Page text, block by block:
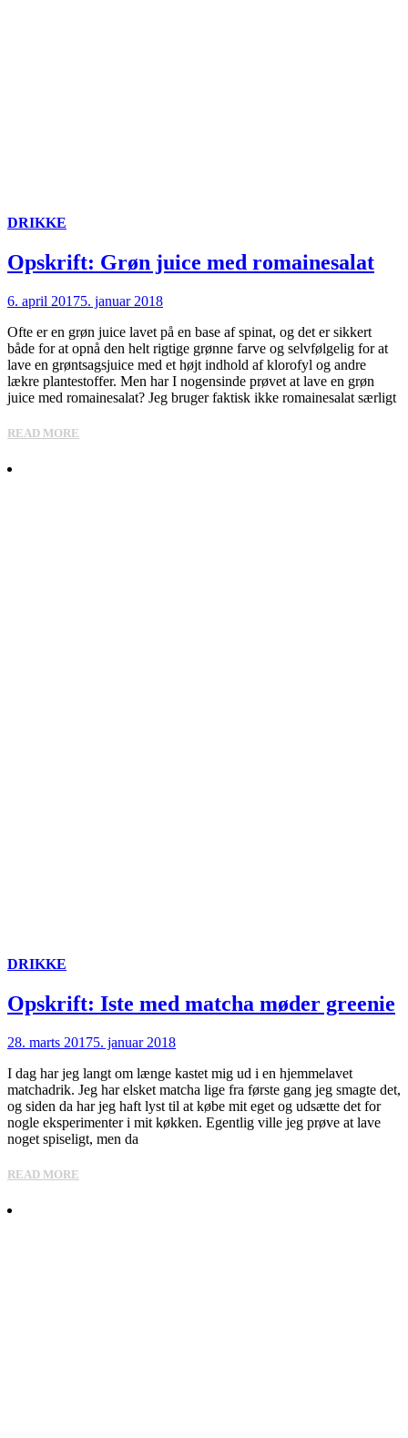
DRIKKE
Opskrift: Grøn juice med romainesalat
6. april 20175. januar 2018
Ofte er en grøn juice lavet på en base af spinat, og det er sikkert
både for at opnå den helt rigtige grønne farve og selvfølgelig for at
lave en grøntsagsjuice med et højt indhold af klorofyl og andre
lækre plantestoffer. Men har I nogensinde prøvet at lave en grøn
juice med romainesalat? Jeg bruger faktisk ikke romainesalat særligt
READ MORE
DRIKKE
Opskrift: Iste med matcha møder greenie
28. marts 20175. januar 2018
I dag har jeg langt om længe kastet mig ud i en hjemmelavet
matchadrik. Jeg har elsket matcha lige fra første gang jeg smagte det,
og siden da har jeg haft lyst til at købe mit eget og udsætte det for
nogle eksperimenter i mit køkken. Egentlig ville jeg prøve at lave
noget spiseligt, men da
READ MORE